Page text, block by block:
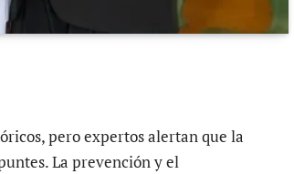
pero expertos alertan que la
La prevención y el